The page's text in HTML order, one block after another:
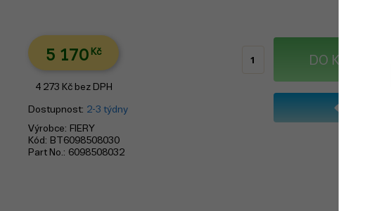
5 170 Kč
4 273 Kč bez DPH
Dostupnost 2-3 týdny
Výrobce
FIERY
Kód
BT6098508030
Part No.
6098508032
DO KOŠÍKU